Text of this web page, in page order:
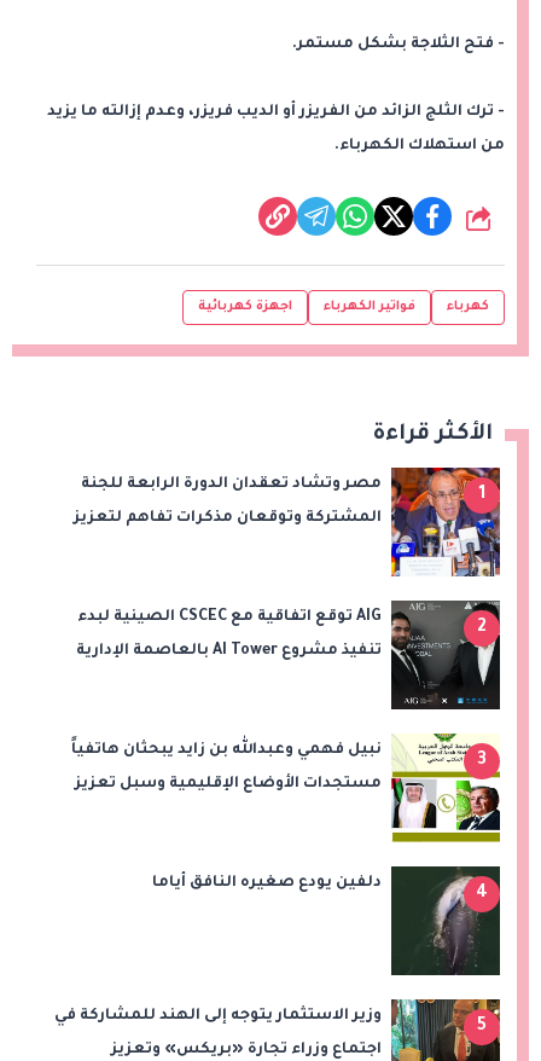
- فتح الثلاجة بشكل مستمر.
- ترك الثلج الزائد من الفريزر أو الديب فريزر، وعدم إزالته ما يزيد
من استهلاك الكهرباء.
شارك
كهرباء فواتير الكهرباء اجهزة كهربائية
الأكثر قراءة
1
مصر وتشاد تعقدان الدورة الرابعة للجنة
المشتركة وتوقعان مذكرات تفاهم لتعزيز
2
AIG توقع اتفاقية مع CSCEC الصينية لبدء
تنفيذ مشروع AI Tower بالعاصمة الإدارية
3
نبيل فهمي وعبدالله بن زايد يبحثان هاتفياً
مستجدات الأوضاع الإقليمية وسبل تعزيز
4
دلفين يودع صغيره النافق أياما
5
وزير الاستثمار يتوجه إلى الهند للمشاركة في
اجتماع وزراء تجارة «بريكس» وتعزيز